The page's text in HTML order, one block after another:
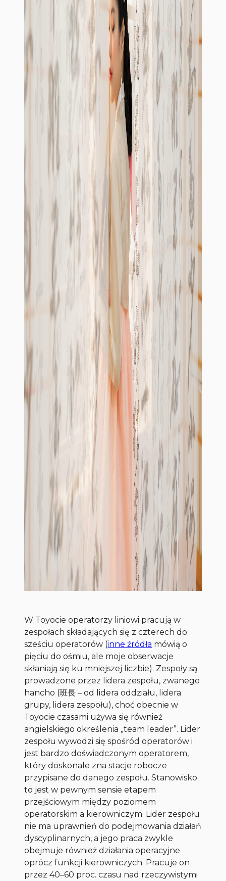
W Toyocie operatorzy liniowi pracują w
zespołach składających się z czterech do
sześciu operatorów (inne źródła mówią o
pięciu do ośmiu, ale moje obserwacje
skłaniają się ku mniejszej liczbie). Zespoły są
prowadzone przez lidera zespołu, zwanego
hancho (班長 – od lidera oddziału, lidera
grupy, lidera zespołu), choć obecnie w
Toyocie czasami używa się również
angielskiego określenia „team leader”. Lider
zespołu wywodzi się spośród operatorów i
jest bardzo doświadczonym operatorem,
który doskonale zna stacje robocze
przypisane do danego zespołu. Stanowisko
to jest w pewnym sensie etapem
przejściowym między poziomem
operatorskim a kierowniczym. Lider zespołu
nie ma uprawnień do podejmowania działań
dyscyplinarnych, a jego praca zwykle
obejmuje również działania operacyjne
oprócz funkcji kierowniczych. Pracuje on
przez 40–60 proc. czasu nad rzeczywistymi